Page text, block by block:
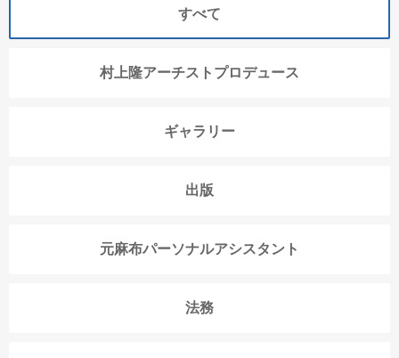
すべて
村上隆アーチストプロデュース
ギャラリー
出版
元麻布パーソナルアシスタント
法務